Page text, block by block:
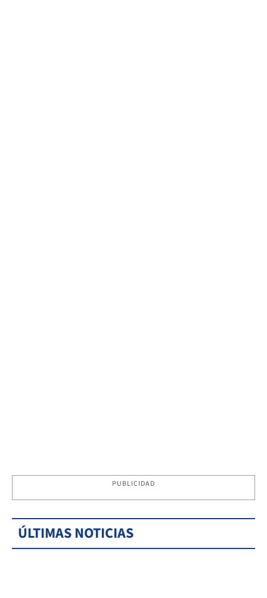
PUBLICIDAD
ÚLTIMAS NOTICIAS